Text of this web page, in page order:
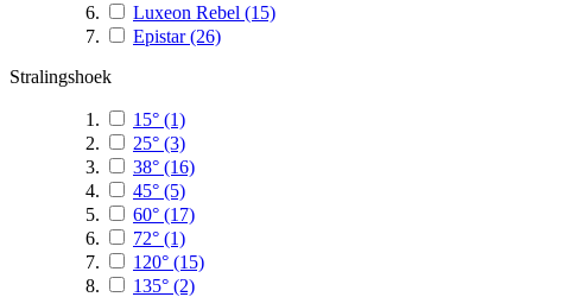
Luxeon Rebel (15)
Epistar(26)
Stralingshoek
15° (1)
25° (3)
38° (16)
45° (5)
60° (17)
72° (1)
120° (15)
135° (2)